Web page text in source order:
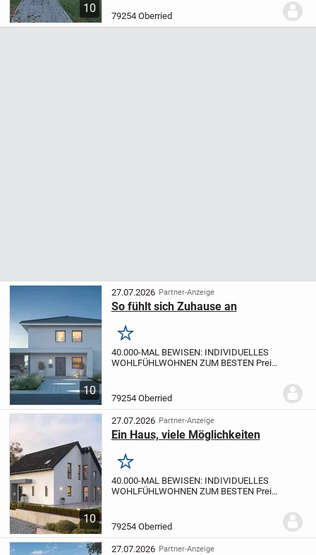
10
Wenn Sie Qualität suchen und dabei auf
ein ausgewogenes Preis-Leistungs-
79254 Oberried
10
27.07.2026 Partner-Anzeige
So fühlt sich Zuhause an
Merken
40.000-MAL BEWISEN: INDIVIDUELLES
WOHLFÜHLWOHNEN ZUM BESTEN Preis
ein ausgewogenes Preis-Leistungs-
79254 Oberried
10
27.07.2026 Partner-Anzeige
Ein Haus, viele Möglichkeiten
Merken
40.000-MAL BEWISEN: INDIVIDUELLES
WOHLFÜHLWOHNEN ZUM BESTEN Preis
ein ausgewogenes Preis-Leistungs-
79254 Oberried
27.07.2026 Partner-Anzeige